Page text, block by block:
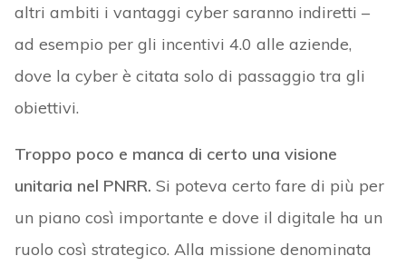
altri ambiti i vantaggi cyber saranno indiretti –
ad esempio per gli incentivi 4.0 alle aziende,
dove la cyber è citata solo di passaggio tra gli
obiettivi.
Troppo poco e manca di certo una visione
unitaria nel PNRR. Si poteva certo fare di più per
un piano così importante e dove il digitale ha un
ruolo così strategico. Alla missione denominata